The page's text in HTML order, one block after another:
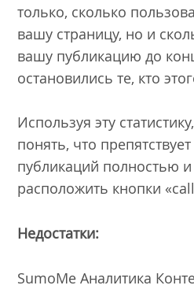
только, сколько
вашу страницу, но и
вашу публикацию до
остановились те, кто
Используя эту
понять, что
публикаций полностью и
расположить кнопки
Недостатки:
SumoMe Аналитика